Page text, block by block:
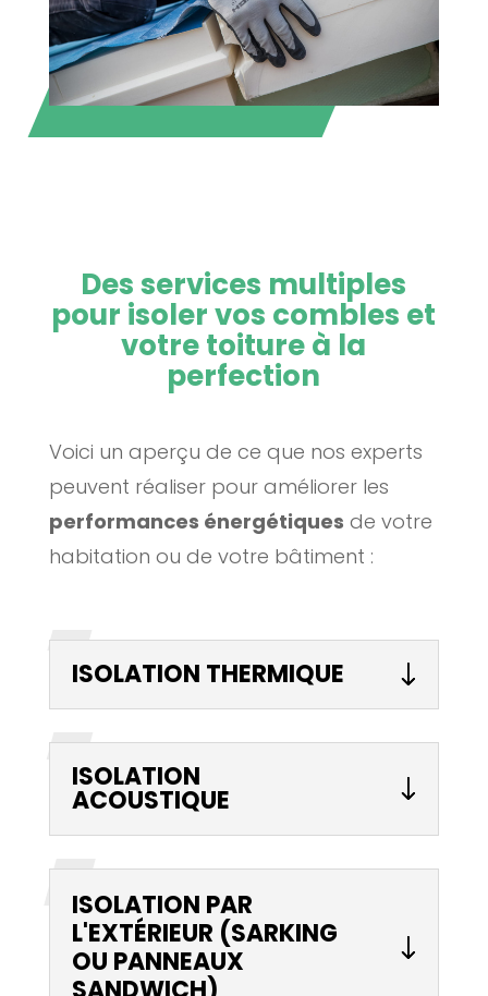
Des services multiples
pour isoler vos combles et
votre toiture à la
perfection
Voici un aperçu de ce que nos experts
peuvent réaliser pour améliorer les
performances énergétiques de votre
habitation ou de votre bâtiment :
ISOLATION THERMIQUE
ISOLATION
ACOUSTIQUE
ISOLATION PAR
L'EXTÉRIEUR (SARKING
OU PANNEAUX